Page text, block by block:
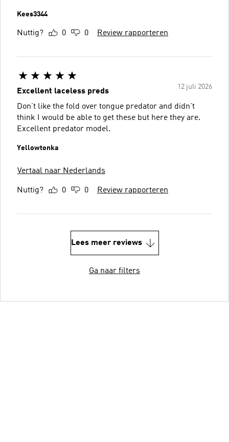
Kees3344
Nuttig? 0 0 Review rapporteren
12 juli 2026
Excellent laceless preds
Don’t like the fold over tongue predator and didn’t
think I would be able to get these but here they are.
Excellent predator model.
Yellowtonka
Vertaal naar Nederlands
Nuttig? 0 0 Review rapporteren
Lees meer reviews
Ga naar filters